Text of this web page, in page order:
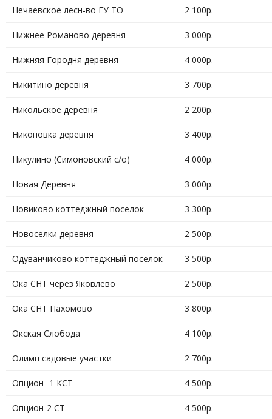
Нечаевское лесн-во ГУ ТО 2 100р.
Нижнее Романово деревня 3 000р.
Нижняя Городня деревня 4 000р.
Никитино деревня 3 700р.
Никольское деревня 2 200р.
Никоновка деревня 3 400р.
Никулино (Симоновский с/о) 4 000р.
Новая Деревня 3 000р.
Новиково коттеджный поселок 3 300р.
Новоселки деревня 2 500р.
Одуванчиково коттеджный поселок 3 500р.
Ока СНТ через Яковлево 2 500р.
Ока СНТ Пахомово 3 800р.
Окская Слобода 4 100р.
Олимп садовые участки 2 700р.
Опцион -1 КСТ 4 500р.
Опцион-2 СТ 4 500р.